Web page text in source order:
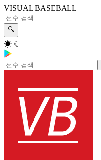
VISUAL BASEBALL
🔍
☀ ☾